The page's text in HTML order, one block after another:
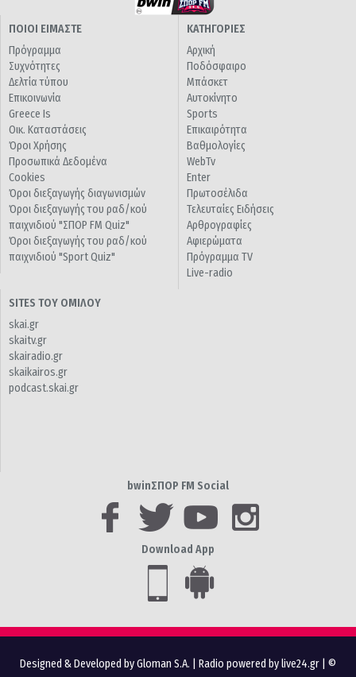
ΠΟΙΟΙ ΕΙΜΑΣΤΕ
Πρόγραμμα
Συχνότητες
Δελτία τύπου
Επικοινωνία
Greece Is
Οικ. Καταστάσεις
Όροι Χρήσης
Προσωπικά Δεδομένα
Cookies
Όροι διεξαγωγής διαγωνισμών
Όροι διεξαγωγής του ραδ/κού
παιχνιδιού "ΣΠΟΡ FM Quiz"
Όροι διεξαγωγής του ραδ/κού
παιχνιδιού "Sport Quiz"
ΚΑΤΗΓΟΡΙΕΣ
Αρχική
Ποδόσφαιρο
Μπάσκετ
Αυτοκίνητο
Sports
Επικαιρότητα
Βαθμολογίες
WebTv
Enter
Πρωτοσέλιδα
Τελευταίες Ειδήσεις
Αρθρογραφίες
Αφιερώματα
Πρόγραμμα TV
Live-radio
SITES ΤΟΥ ΟΜΙΛΟΥ
skai.gr
skaitv.gr
skairadio.gr
skaikairos.gr
podcast.skai.gr
bwinΣΠΟΡ FM Social
Download App
Designed & Developed by Gloman S.A. Radio powered by live24.gr | ©